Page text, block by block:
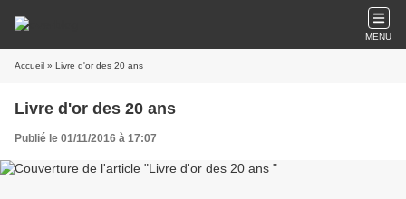
MENU
Accueil » Livre d'or des 20 ans
Livre d'or des 20 ans
Publié le 01/11/2016 à 17:07